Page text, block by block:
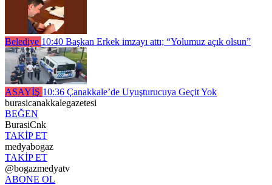
Belediye 10:40 Başkan Erkek imzayı attı; “Yolumuz açık olsun”
ASAYİŞ 10:36 Çanakkale’de Uyuşturucuya Geçit Yok
burasicanakkalegazetesi
BEĞEN
BurasiCnk
TAKİP ET
medyabogaz
TAKİP ET
@bogazmedyatv
ABONE OL